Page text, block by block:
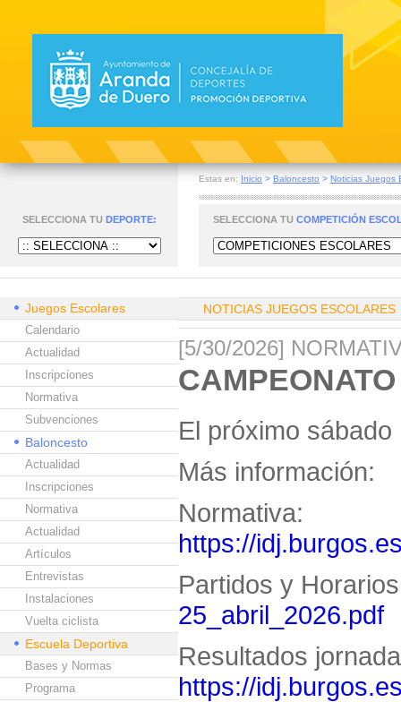
Estas en: Inicio > Baloncesto > Noticias Juegos
SELECCIONA TU DEPORTE: SELECCIONA TU COMPETICIÓN
Juegos Escolares
Calendario
Actualidad
Inscripciones
Normativa
Subvenciones
Baloncesto
Actualidad
Inscripciones
Normativa
Actualidad
Artículos
Entrevistas
Instalaciones
Vuelta ciclista
Escuela Deportiva
Bases y Normas
Programa
NOTICIAS JUEGOS ESCOLARES
[5/30/2026]
El próximo
Más información:
Normativa:
https://
Partidos y
25_abril_2026.pdf
Resultados
https://